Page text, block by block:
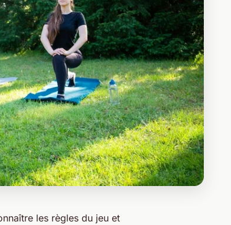
les règles du jeu et